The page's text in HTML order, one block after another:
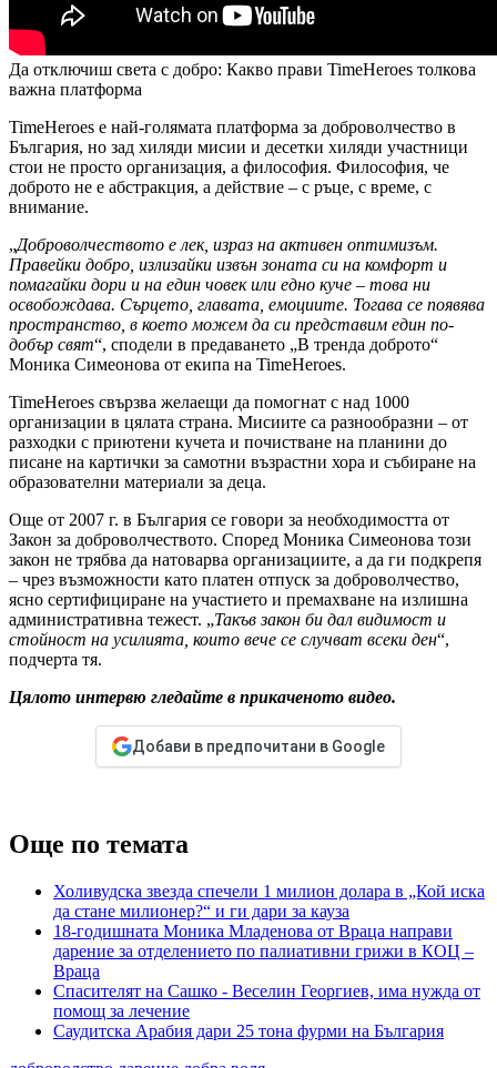
Да отключиш света с добро: Какво прави TimeHeroes толкова
важна платформа
TimeHeroes е най-голямата платформа за доброволчество в
България, но зад хиляди мисии и десетки хиляди участници
стои не просто организация, а философия. Философия, че
доброто не е абстракция, а действие – с ръце, с време, с
внимание.
„Доброволчеството е лек, израз на активен оптимизъм.
Правейки добро, излизайки извън зоната си на комфорт и
помагайки дори и на един човек или едно куче – това ни
освобождава. Сърцето, главата, емоциите. Тогава се появява
пространство, в което можем да си представим един по-
добър свят“, сподели в предаването „В тренда доброто“
Моника Симеонова от екипа на TimeHeroes.
TimeHeroes свързва желаещи да помогнат с над 1000
организации в цялата страна. Мисиите са разнообразни – от
разходки с приютени кучета и почистване на планини до
писане на картички за самотни възрастни хора и събиране на
образователни материали за деца.
Още от 2007 г. в България се говори за необходимостта от
Закон за доброволчеството. Според Моника Симеонова този
закон не трябва да натоварва организациите, а да ги подкрепя
– чрез възможности като платен отпуск за доброволчество,
ясно сертифициране на участието и премахване на излишна
административна тежест. „Такъв закон би дал видимост и
стойност на усилията, които вече се случват всеки ден“,
подчерта тя.
Цялото интервю гледайте в прикаченото видео.
Добави в предпочитани в Google
Още по темата
Холивудска звезда спечели 1 милион долара в „Кой иска
да стане милионер?“ и ги дари за кауза
18-годишната Моника Младенова от Враца направи
дарение за отделението по палиативни грижи в КОЦ –
Враца
Спасителят на Сашко - Веселин Георгиев, има нужда от
помощ за лечение
Саудитска Арабия дари 25 тона фурми на България